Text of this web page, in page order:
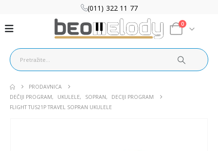
(011) 322 11 77
0
PRODAVNICA
DEČIJI PROGRAM, UKULELE, SOPRAN,
DECIJI PROGRAM
FLIGHT TUS21P TRAVEL SOPRAN UKULELE